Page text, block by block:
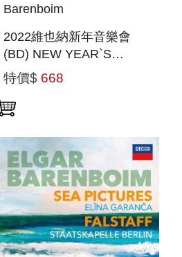
Barenboim
2022維也納新年音樂會
(BD) NEW YEAR`S
CONCERT 2022 (BD)
特價$ 668